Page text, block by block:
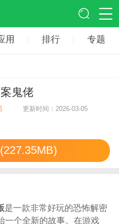
用 排行 专题
鬼佬
更新时间：2026-03-05
是一款非常好玩的恐怖解密
一个全新的故事。在游戏